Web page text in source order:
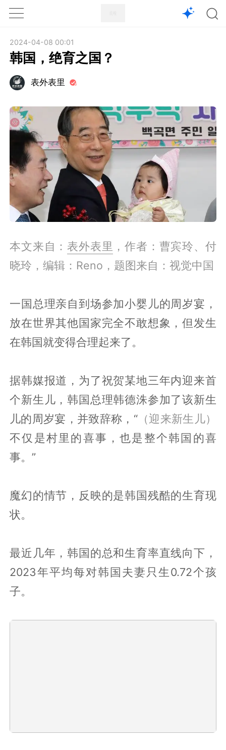
1X
2024-04-08 00:01
韩国，绝育之国？
表外表里
本文来自： 表外表里 ，作者：曹宾玲、付
晓玲，编辑：Reno，题图来自：视觉中国
一国总理亲自到场参加小婴儿的周岁宴，
放在世界其他国家完全不敢想象，但发生
在韩国就变得合理起来了。
据韩媒报道，为了祝贺某地三年内迎来首
个新生儿，韩国总理韩德洙参加了该新生
儿的周岁宴，并致辞称，“（迎来新生儿）
不仅是村里的喜事，也是整个韩国的喜
事。”
魔幻的情节，反映的是韩国残酷的生育现
状。
最近几年，韩国的总和生育率直线向下，
2023年平均每对韩国夫妻只生0.72个孩
子。